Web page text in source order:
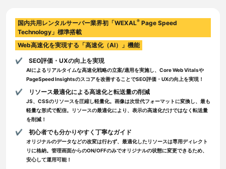
国内共用レンタルサーバー業界初「WEXAL® Page Speed
Technology」標準搭載
Web高速化を実現する「高速化（AI）」機能
✔︎ SEO評価・UXの向上を実現
AIによるリアルタイムな高速化戦略の立案/適用を実施し、Core Web Vitalsや
PageSpeed Insightsのスコアを改善することでSEO評価・UXの向上を実現！
✔︎ リソース最適化による高速化と転送量の削減
JS、CSSのリソースを圧縮し軽量化。画像は次世代フォーマットに変換し、最も
軽量な形式で配信。リソースの最適化により、表示の高速化だけではなく転送量
を削減！
✔︎ 初心者でも分かりやすく丁寧なガイド
オリジナルのデータなどの改変は行わず、最適化したリソースは専用ディレクト
リに格納。管理画面からのON/OFFのみでオリジナルの状態に変更できるため、
安心して運用可能！